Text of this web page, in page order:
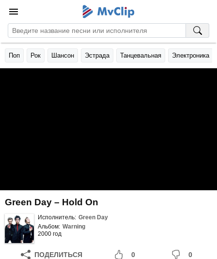
Поп Рок Шансон Эстрада Танцевальная Электроника
Green Day – Hold On
Исполнитель: Green Day
Альбом: Warning
2000 год
ПОДЕЛИТЬСЯ 0 0